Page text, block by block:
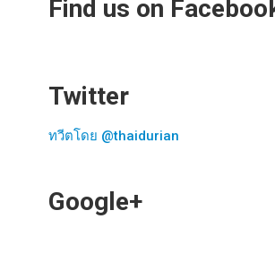
Find us on
Twitter
ทวีตโดย @thaidurian
Google+